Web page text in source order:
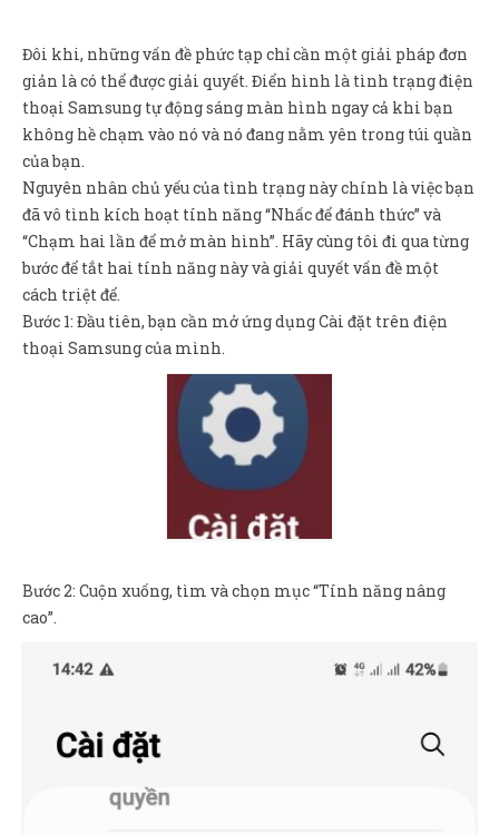
Giúp đỡ
Đôi khi, những vấn đề phức tạp chỉ cần một giải pháp đơn
giản là có thể được giải quyết. Điển hình là tình trạng điện
thoại Samsung tự động sáng màn hình ngay cả khi bạn
không hề chạm vào nó và nó đang nằm yên trong túi quần
của bạn.
Nguyên nhân chủ yếu của tình trạng này chính là việc bạn
đã vô tình kích hoạt tính năng “Nhấc để đánh thức” và
“Chạm hai lần để mở màn hình”. Hãy cùng tôi đi qua từng
bước để tắt hai tính năng này và giải quyết vấn đề một
cách triệt để.
Bước 1: Đầu tiên, bạn cần mở ứng dụng Cài đặt trên điện
thoại Samsung của mình.
Bước 2: Cuộn xuống, tìm và chọn mục “Tính năng nâng
cao”.